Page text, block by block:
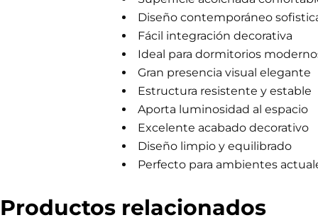
Diseño contemporáneo
Fácil integración decorativa
Ideal para dormitorios
Gran presencia visual elegante
Estructura resistente y estable
Aporta luminosidad al espacio
Excelente acabado decorativo
Diseño limpio y equilibrado
Perfecto para ambientes
Productos relacionados